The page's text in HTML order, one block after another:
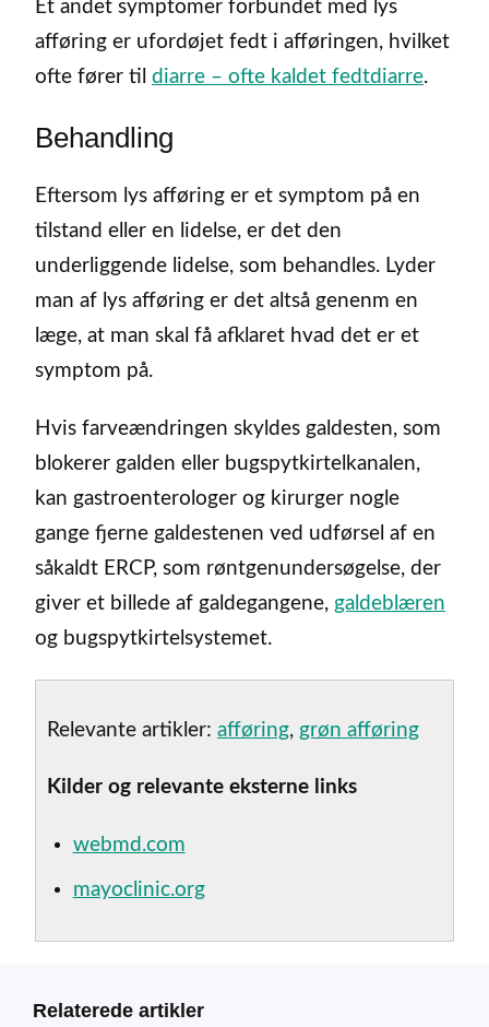
Et andet symptomer forbundet med lys
afføring er ufordøjet fedt i afføringen, hvilket
ofte fører til diarre – ofte kaldet fedtdiarre.
Behandling
Eftersom lys afføring er et symptom på en
tilstand eller en lidelse, er det den
underliggende lidelse, som behandles. Lyder
man af lys afføring er det altså genenm en
læge, at man skal få afklaret hvad det er et
symptom på.
Hvis farveændringen skyldes galdesten, som
blokerer galden eller bugspytkirtelkanalen,
kan gastroenterologer og kirurger nogle
gange fjerne galdestenen ved udførsel af en
såkaldt ERCP, som røntgenundersøgelse, der
giver et billede af galdegangene, galdeblæren
og bugspytkirtelsystemet.
Relevante artikler: afføring, grøn afføring
Kilder og relevante eksterne links
webmd.com
mayoclinic.org
Relaterede artikler